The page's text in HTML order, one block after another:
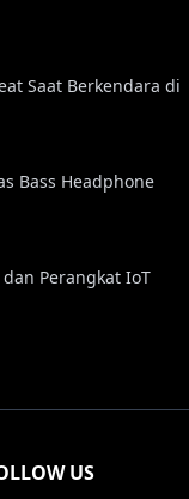
Saat Berkendara di
Bass Headphone
Perangkat IoT
US